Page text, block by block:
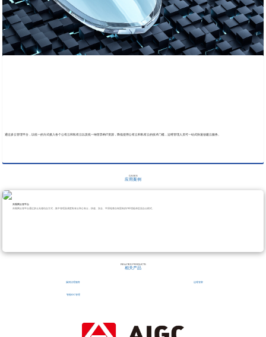
通过多云管理平台，以统一的方式接入各个公有云和私有云以及统一纳管异构IT资源，降低使用公有云和私有云的技术门槛，运维管理人员可一站式快速创建云服务。
CASES
应用案例
央视网云管平台
央视网云管平台通过多云无缝结合方式，集中管理及调度私有云和公有云，快速、安全、平滑地将自有固有的IT环境延伸至混合云模式。
RELATED PRODUCTS
相关产品
漏洞治理服务 运维管家
智能IDC管理